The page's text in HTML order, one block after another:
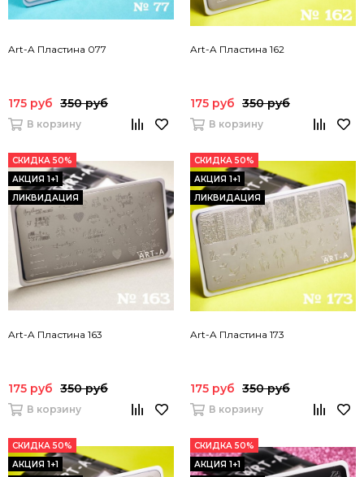
Art-A Пластина 077
175 руб 350 руб
В корзину
Art-A Пластина 162
175 руб 350 руб
В корзину
СКИДКА 50%
АКЦИЯ 1+1
ЛИКВИДАЦИЯ
Art-A Пластина 163
175 руб 350 руб
В корзину
СКИДКА 50%
АКЦИЯ 1+1
ЛИКВИДАЦИЯ
Art-A Пластина 173
175 руб 350 руб
В корзину
СКИДКА 50%
АКЦИЯ 1+1
СКИДКА 50%
АКЦИЯ 1+1